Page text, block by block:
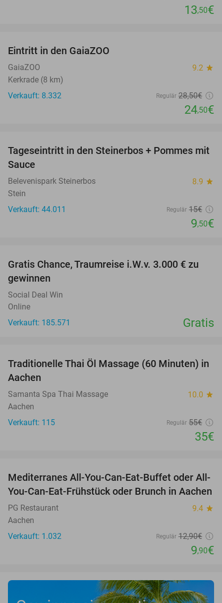
13,50€
Eintritt in den GaiaZOO
GaiaZOO 9.2 star
Kerkrade (8 km)
Verkauft: 8.332
Regulär 28,50€
24,50€
37%
Tageseintritt in den Steinerbos + Pommes mit
Sauce
Belevenispark Steinerbos 8.9 star
Stein
Verkauft: 44.011
Regulär 15€
9,50€
Gratis Chance, Traumreise i.W.v. 3.000 € zu
gewinnen
Social Deal Win
Online
Verkauft: 185.571
Gratis
36%
Traditionelle Thai Öl Massage (60 Minuten) in
Aachen
Samanta Spa Thai Massage 10.0 star
Aachen
Verkauft: 115
Regulär 55€
35€
23%
Mediterranes All-You-Can-Eat-Buffet oder All-
You-Can-Eat-Frühstück oder Brunch in Aachen
PG Restaurant 9.4 star
Aachen
Verkauft: 1.032
Regulär 12,90€
9,90€